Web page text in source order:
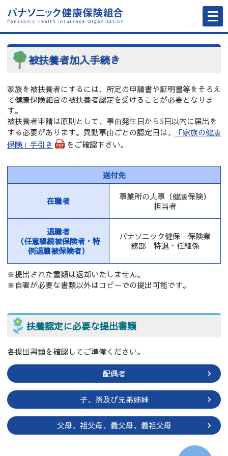
メ
ニ
ュ
ー
開
被扶養者加入手続き
家族を被扶養者にするには、所定の申請書や証明書等をそろえ
て健康保険組合の被扶養者認定を受けることが必要となりま
す。
被扶養者申請は原則として、事由発生日から5日以内に届出を
する必要があります。異動事由ごとの認定日は、
「家族の健康
保険」手引き
をご確認下さい。
送付先
在職者
事業所の人事（健康保険）
担当者
退職者
（任意継続被保険者・特
例退職被保険者）
パナソニック健保 保険業
務部 特退・任継係
※提出された書類は返却いたしません。
※自署が必要な書類以外はコピーでの提出可能です。
扶養認定に必要な提出書類
各提出書類を確認してご準備ください。
配偶者
子、孫及び兄弟姉妹
父母、祖父母、 義父母、義祖父母